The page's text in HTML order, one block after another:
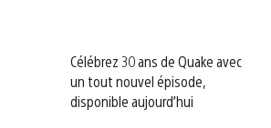
Célébrez 30 ans de Quake avec
un tout nouvel épisode,
disponible aujourd’hui